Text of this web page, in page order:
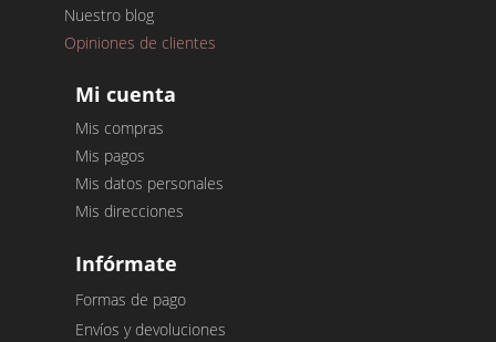
Nuestro blog
Opiniones de clientes
Mi cuenta
Mis compras
Mis pagos
Mis datos personales
Mis direcciones
Infórmate
Formas de pago
Envíos y devoluciones